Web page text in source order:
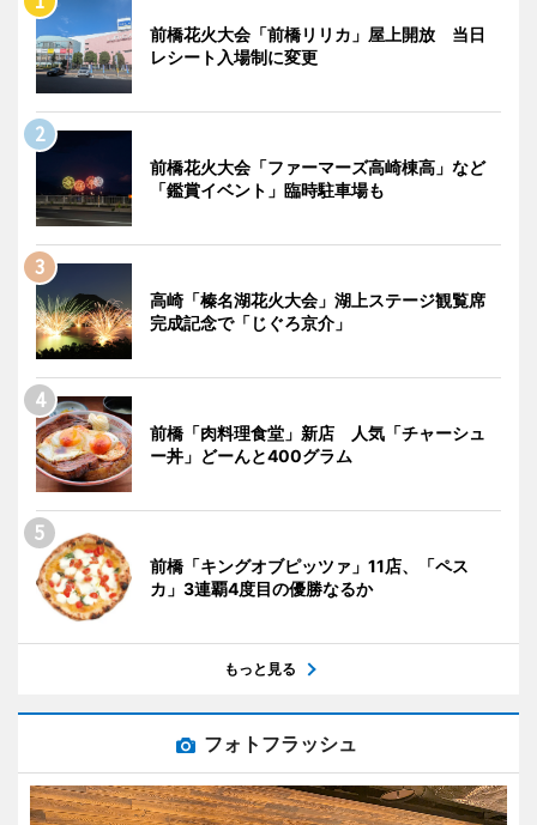
前橋花火大会「前橋リリカ」屋上開放 当日
レシート入場制に変更
前橋花火大会「ファーマーズ高崎棟高」など
「鑑賞イベント」臨時駐車場も
高崎「榛名湖花火大会」湖上ステージ観覧席
完成記念で「じぐろ京介」
前橋「肉料理食堂」新店 人気「チャーシュ
ー丼」どーんと400グラム
前橋「キングオブピッツァ」11店、「ペス
カ」3連覇4度目の優勝なるか
もっと見る
フォトフラッシュ